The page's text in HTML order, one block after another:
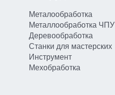
Металообработка
Металлообработка ЧПУ
Деревообработка
Станки для мастерских
Инструмент
Мехобработка